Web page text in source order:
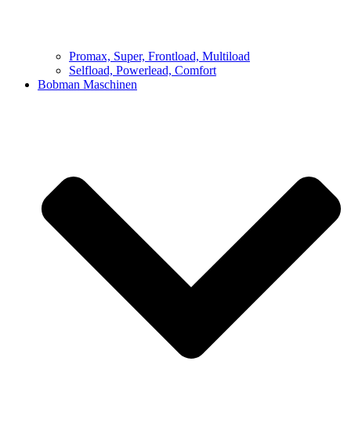
Promax, Super, Frontload, Multiload
Selfload, Powerlead, Comfort
Bobman Maschinen